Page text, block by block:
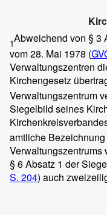
1Abweichend von § 3
vom 28. Mai 1978 (
Verwaltungszentren
Kirchengesetz
Verwaltungszentrum
Siegelbild seines
amtliche
Verwaltungszentrums
§ 6 Absatz 1 der
S. 204) auch